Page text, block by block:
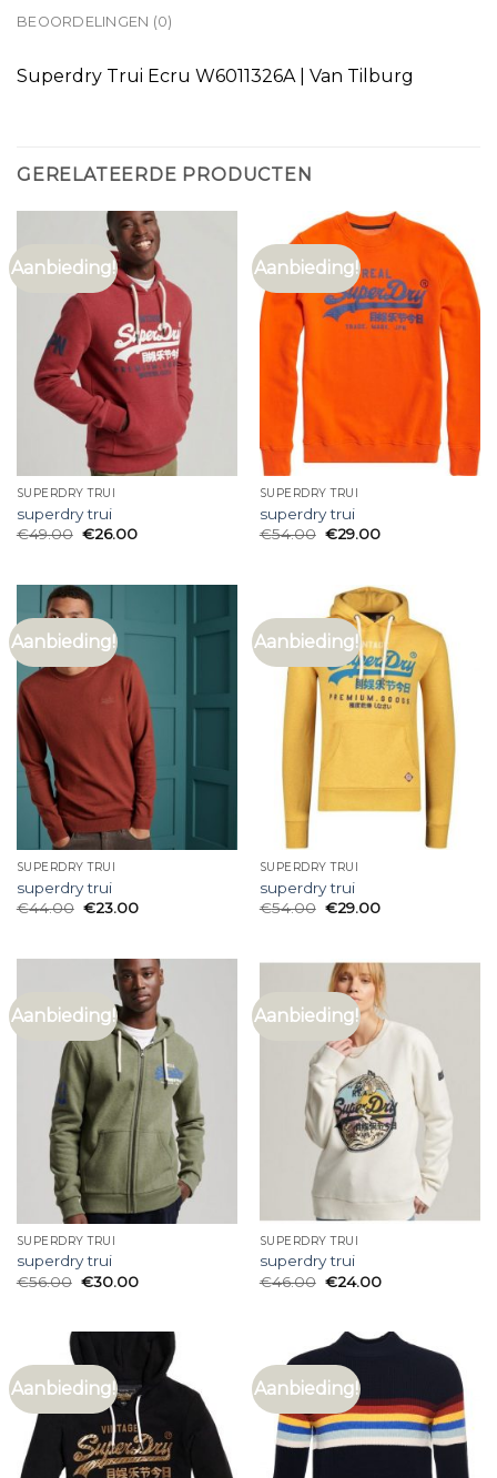
BEOORDELINGEN (0)
Superdry Trui Ecru W6011326A | Van Tilburg
GERELATEERDE PRODUCTEN
Aanbieding!
SUPERDRY TRUI
superdry trui
€49.00 €26.00
Aanbieding!
SUPERDRY TRUI
superdry trui
€54.00 €29.00
Aanbieding!
SUPERDRY TRUI
superdry trui
€44.00 €23.00
Aanbieding!
SUPERDRY TRUI
superdry trui
€54.00 €29.00
Aanbieding!
SUPERDRY TRUI
superdry trui
€56.00 €30.00
Aanbieding!
SUPERDRY TRUI
superdry trui
€46.00 €24.00
Aanbieding! Aanbieding!